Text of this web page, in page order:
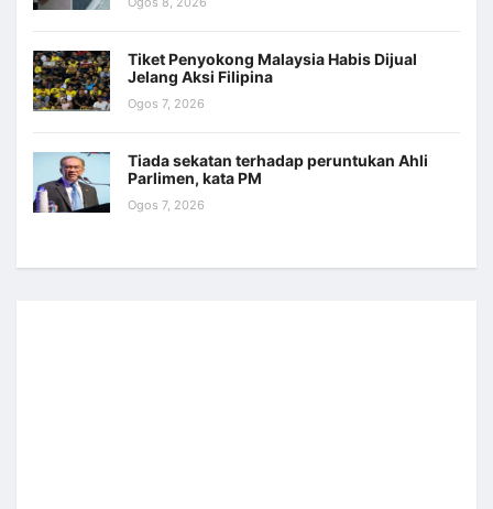
Tiket Penyokong Malaysia Habis Dijual
Jelang Aksi Filipina
Ogos 7, 2026
Tiada sekatan terhadap peruntukan Ahli
Parlimen, kata PM
Ogos 7, 2026